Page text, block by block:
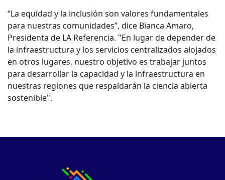
“La equidad y la inclusión son valores fundamentales
para nuestras comunidades”, dice Bianca Amaro,
Presidenta de LA Referencia. "En lugar de depender de
la infraestructura y los servicios centralizados alojados
en otros lugares, nuestro objetivo es trabajar juntos
para desarrollar la capacidad y la infraestructura en
nuestras regiones que respaldarán la ciencia abierta
sostenible".